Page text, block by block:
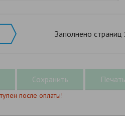
Заполнено страниц
после оплаты!